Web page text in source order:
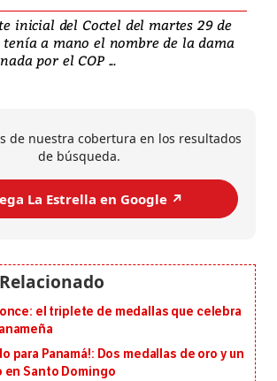
inicial del Coctel del martes 29 de
tenía a mano el nombre de la dama
por el COP ...
de nuestra cobertura en los resultados
de búsqueda.
La Estrella en Google ↗️
el triplete de medallas que celebra
para Panamá!: Dos medallas de oro y un
Santo Domingo